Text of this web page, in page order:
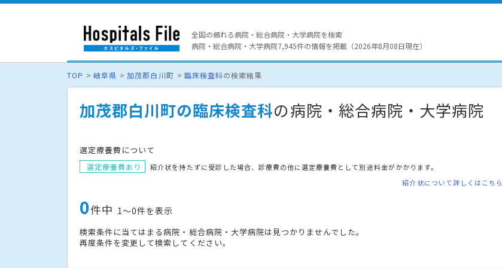
全国の頼れる病院・総合病院・大学病院を検索
病院・総合病院・大学病院7,945件の情報を掲載（2026年8月08日現在）
TOP 岐阜県 加茂郡白川町 臨床検査科の検索結果
加茂郡白川町の臨床検査科の病院・総合病院・大学病院
選定療養費について
選定療養費あり
紹介状を持たずに受診した場合、診療費の他に選定療養費として別途料金がかかります。
紹介状について詳しくはこちら
0件中 1〜0件を表示
検索条件に当てはまる病院・総合病院・大学病院は見つかりませんでした。
再度条件を変更して検索してください。